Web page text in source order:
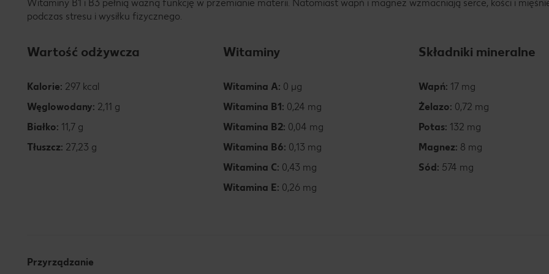
Witaminy B1 i B3 pełnią ważną funkcję w przemianie materii. Natomiast wapń i magnez wzmacniają serce, kości i
podczas stresu i wysiłku fizycznego.
Wartość odżywcza
Kalorie: 297 kcal
Węglowodany: 2,11 g
Białko: 11,7 g
Tłuszcz: 27,23 g
Witaminy
Witamina A: 0 µg
Witamina B1: 0,24 mg
Witamina B2: 0,04 mg
Witamina B6: 0,13 mg
Witamina C: 0,43 mg
Witamina E: 0,26 mg
Składniki mineralne
Wapń: 17 mg
Żelazo: 0,72 mg
Potas: 132 mg
Magnez: 8 mg
Sód: 574 mg
Przyrządzanie